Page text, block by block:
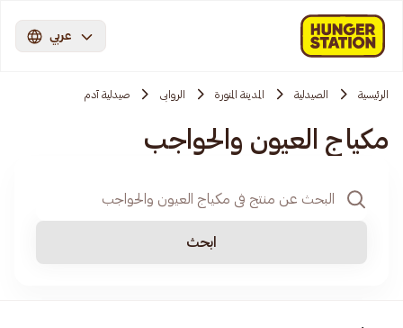
عربي
الرئيسية الصيدلية المدينة المنورة الروابی صيدلية آدم
مكياج العيون والحواجب
ابحث